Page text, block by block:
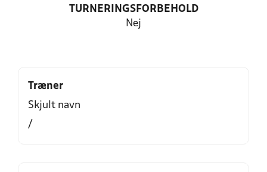
TURNERINGSFORBEHOLD
Nej
Træner
Skjult navn
/